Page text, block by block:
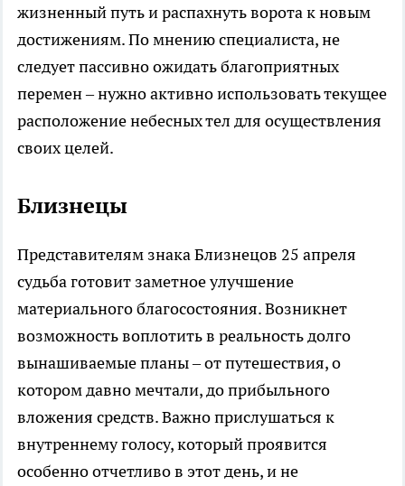
жизненный путь и распахнуть ворота к новым
достижениям. По мнению специалиста, не
следует пассивно ожидать благоприятных
перемен – нужно активно использовать текущее
расположение небесных тел для осуществления
своих целей.
Близнецы
Представителям знака Близнецов 25 апреля
судьба готовит заметное улучшение
материального благосостояния. Возникнет
возможность воплотить в реальность долго
вынашиваемые планы – от путешествия, о
котором давно мечтали, до прибыльного
вложения средств. Важно прислушаться к
внутреннему голосу, который проявится
особенно отчетливо в этот день, и не